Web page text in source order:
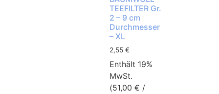
TEEFILTER Gr.
2 – 9 cm
Durchmesser
– XL
2,55 €
Enthält 19%
MwSt.
(51,00 € /